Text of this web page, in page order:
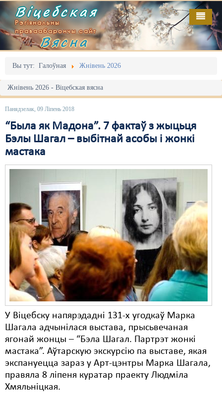
Віцебская
Рэгіянальны
праваабарончы сайт
Вясна
Вы тут: Галоўная Жнівень 2026
Жнівень 2026 - Віцебская вясна
Панядзелак, 09 Ліпень 2018
“Была як Мадона”. 7 фактаў з жыцьця
Бэлы Шагал – выбітнай асобы і жонкі
мастака
У Віцебску напярэдадні 131-х угодкаў Марка
Шагала адчынілася выстава, прысьвечаная
ягонай жонцы – “Бэла Шагал. Партрэт жонкі
мастака”. Аўтарскую экскурсію па выставе, якая
экспануецца зараз у Арт-цэнтры Марка Шагала,
правяла 8 ліпеня куратар праекту Людміла
Хмяльніцкая.
Галоўная
Адміністрацыйны перасьлед
Акцыі
Выбары
Грамадзянскія ініцыятывы
Дзяржава
Дыскрымінацыя
Затрыманьні
Карная псыхіятрыя
КПЧ ААН
Культурныя правы
ЛПП
Мігранты
Мірныя сходы
Палітвязьні
Праваабаронцы
Правы дзіцяці
Выданьні
Відэа
Пра нас
RSS